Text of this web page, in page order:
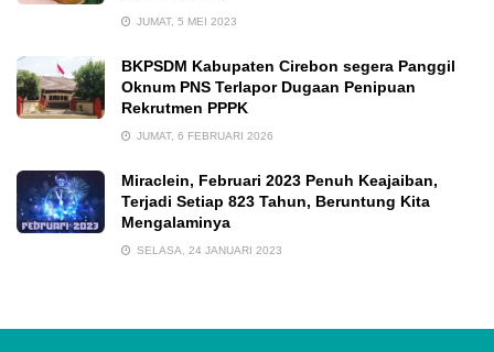
JUMAT, 5 MEI 2023
BKPSDM Kabupaten Cirebon segera Panggil
Oknum PNS Terlapor Dugaan Penipuan
Rekrutmen PPPK
JUMAT, 6 FEBRUARI 2026
Miraclein, Februari 2023 Penuh Keajaiban,
Terjadi Setiap 823 Tahun, Beruntung Kita
Mengalaminya
SELASA, 24 JANUARI 2023